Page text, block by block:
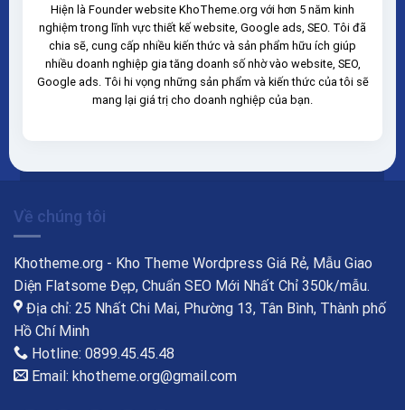
Hiện là Founder website KhoTheme.org với hơn 5 năm kinh
nghiệm trong lĩnh vực thiết kế website, Google ads, SEO. Tôi đã
chia sẽ, cung cấp nhiều kiến thức và sản phẩm hữu ích giúp
nhiều doanh nghiệp gia tăng doanh số nhờ vào website, SEO,
Google ads. Tôi hi vọng những sản phẩm và kiến thức của tôi sẽ
mang lại giá trị cho doanh nghiệp của bạn.
Về chúng tôi
Khotheme.org - Kho Theme Wordpress Giá Rẻ, Mẫu Giao
Diện Flatsome Đẹp, Chuẩn SEO Mới Nhất Chỉ 350k/mẫu.
Địa chỉ: 25 Nhất Chi Mai, Phường 13, Tân Bình, Thành phố
Hồ Chí Minh
Hotline: 0899.45.45.48
Email: khotheme.org@gmail.com